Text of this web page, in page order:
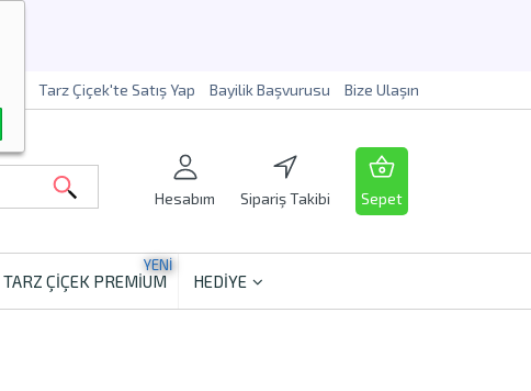
Tarz Çiçek'te Satış Yap Bayilik Başvurusu Bize Ulaşın
Hesabım Sipariş Takibi Sepet
TARZ ÇİÇEK PREMİUM
YENİ
HEDİYE